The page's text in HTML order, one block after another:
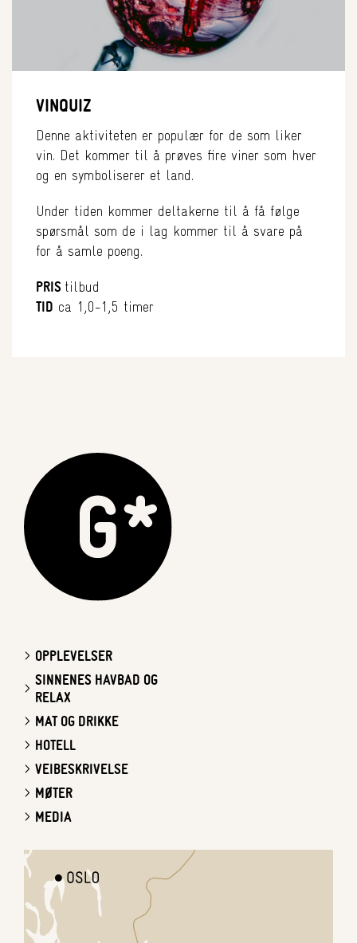
VINQUIZ
Denne aktiviteten er populær for de som liker
vin. Det kommer til å prøves fire viner som hver
og en symboliserer et land.
Under tiden kommer deltakerne til å få følge
spørsmål som de i lag kommer til å svare på
for å samle poeng.
PRIS tilbud
TID ca 1,0-1,5 timer
OPPLEVELSER
SINNENES HAVBAD OG
RELAX
MAT OG DRIKKE
HOTELL
VEIBESKRIVELSE
MØTER
MEDIA